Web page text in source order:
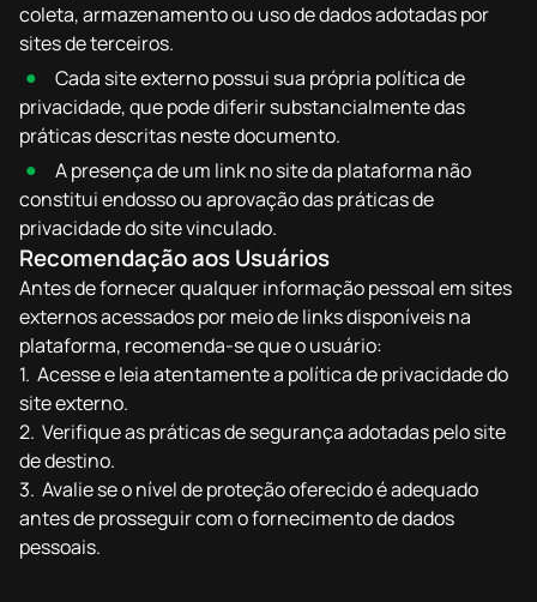
coleta, armazenamento ou uso de dados adotadas por
sites de terceiros.
Cada site externo possui sua própria política de
privacidade, que pode diferir substancialmente das
práticas descritas neste documento.
A presença de um link no site da plataforma não
constitui endosso ou aprovação das práticas de
privacidade do site vinculado.
Recomendação aos Usuários
Antes de fornecer qualquer informação pessoal em sites
externos acessados por meio de links disponíveis na
plataforma, recomenda-se que o usuário:
Acesse e leia atentamente a política de privacidade do
site externo.
Verifique as práticas de segurança adotadas pelo site
de destino.
Avalie se o nível de proteção oferecido é adequado
antes de prosseguir com o fornecimento de dados
pessoais.